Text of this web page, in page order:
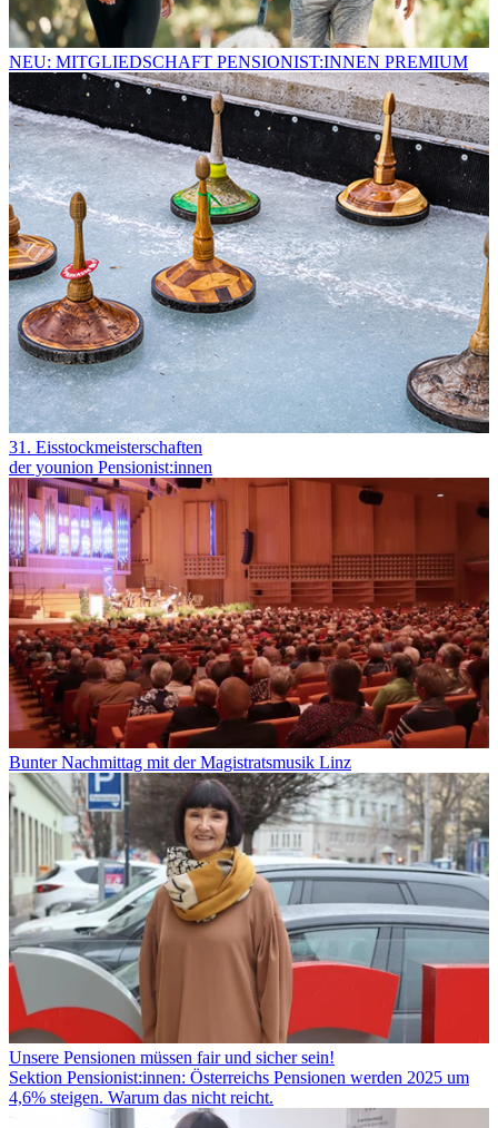
NEU: MITGLIEDSCHAFT PENSIONIST:INNEN PREMIUM
31. Eisstockmeisterschaften
der younion Pensionist:innen
Bunter Nachmittag mit der Magistratsmusik Linz
Unsere Pensionen müssen fair und sicher sein!
Sektion Pensionist:innen: Österreichs Pensionen werden 2025 um
4,6% steigen. Warum das nicht reicht.